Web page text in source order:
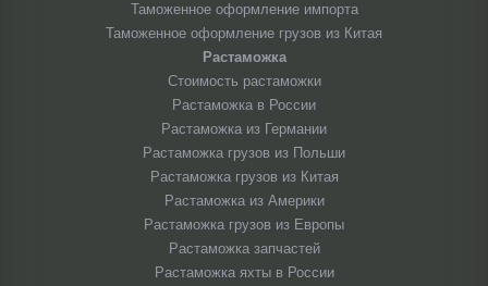
Таможенное оформление импорта
Таможенное оформление грузов из Китая
Растаможка
Стоимость растаможки
Растаможка в России
Растаможка из Германии
Растаможка грузов из Польши
Растаможка грузов из Китая
Растаможка из Америки
Растаможка грузов из Европы
Растаможка запчастей
Растаможка яхты в России